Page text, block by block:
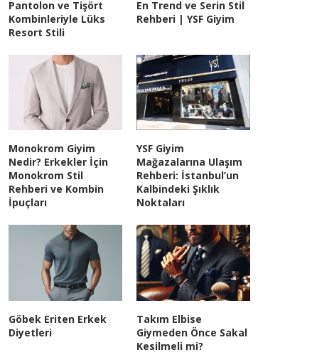
Pantolon ve Tişört
Kombinleriyle Lüks
Resort Stili
En Trend ve Serin Stil
Rehberi | YSF Giyim
Monokrom Giyim
Nedir? Erkekler İçin
Monokrom Stil
Rehberi ve Kombin
İpuçları
YSF Giyim
Mağazalarına Ulaşım
Rehberi: İstanbul’un
Kalbindeki Şıklık
Noktaları
Göbek Eriten Erkek
Diyetleri
Takım Elbise
Giymeden Önce Sakal
Kesilmeli mi?